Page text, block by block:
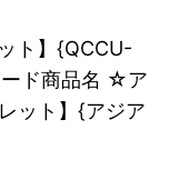
ト】{QCCU-
ド商品名 ☆ア
ット】{アジア